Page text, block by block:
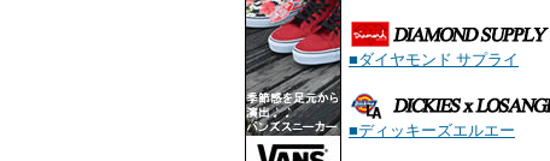
■ダイヤモンド サプライ
■ディッキーズエルエー